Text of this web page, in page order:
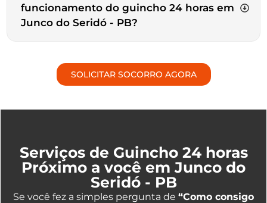
funcionamento do guincho 24 horas em
Junco do Seridó - PB?
SOLICITAR SOCORRO AGORA
Serviços de Guincho 24 horas
Próximo a você em Junco do
Seridó - PB
Se você fez a simples pergunta de “Como consigo